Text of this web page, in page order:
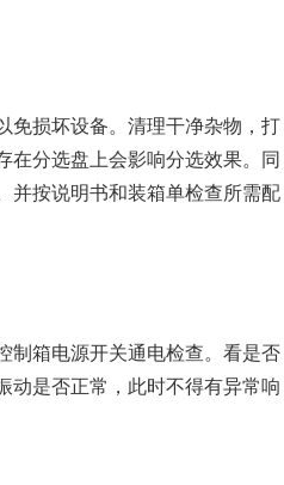
免损坏设备。清理干净杂物，打
在分选盘上会影响分选效果。同
并按说明书和装箱单检查所需配
制箱电源开关通电检查。看是否
动是否正常，此时不得有异常响